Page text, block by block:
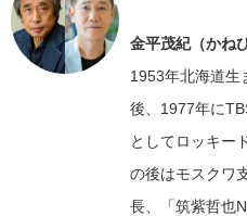
金平茂紀（かね
1953年北海道生
後、1977年に
としてロッキー
の後はモスクワ
長、「筑紫哲也